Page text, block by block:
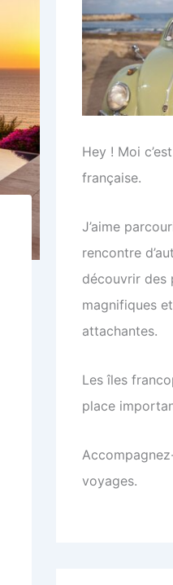
Hey ! Moi
française.
J’aime
rencontre
découvrir des
magnifiques
attachantes.
Les îles
place
voyages.